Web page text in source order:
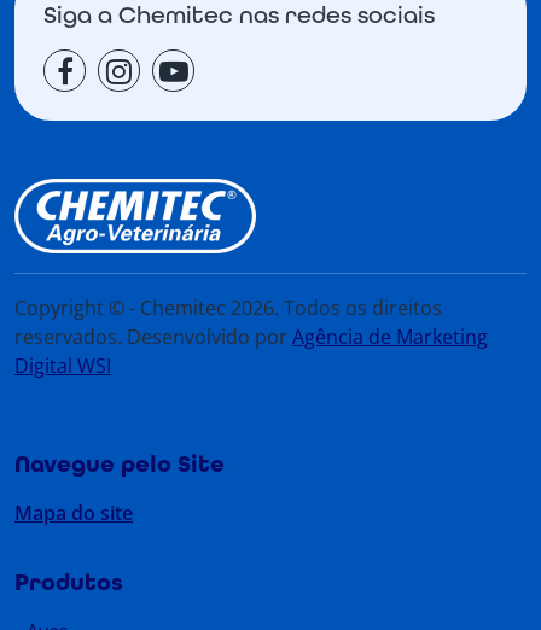
Siga a Chemitec nas redes sociais
Copyright © - Chemitec 2026. Todos os direitos
reservados. Desenvolvido porAgência de Marketing
Digital WSI
Navegue pelo Site
Mapa do site
Produtos